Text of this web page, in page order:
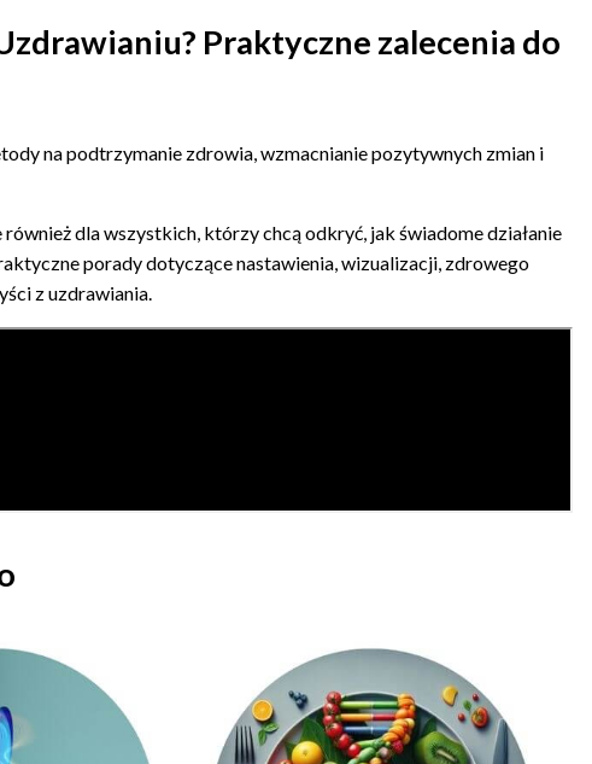
Praktyczne zalecenia do
na podtrzymanie zdrowia, wzmacnianie pozytywnych zmian i
dla wszystkich, którzy chcą odkryć, jak świadome działanie
porady dotyczące nastawienia, wizualizacji, zdrowego
z uzdrawiania.